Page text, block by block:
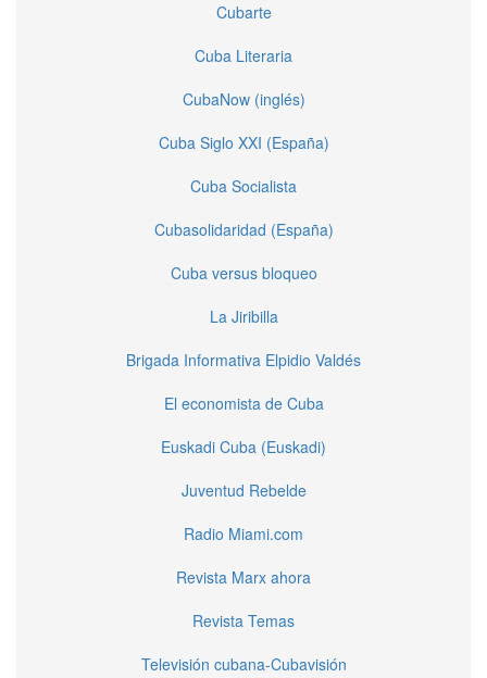
Cubarte
Cuba Literaria
CubaNow (inglés)
Cuba Siglo XXI (España)
Cuba Socialista
Cubasolidaridad (España)
Cuba versus bloqueo
La Jiribilla
Brigada Informativa Elpidio Valdés
El economista de Cuba
Euskadi Cuba (Euskadi)
Juventud Rebelde
Radio Miami.com
Revista Marx ahora
Revista Temas
Televisión cubana-Cubavisión